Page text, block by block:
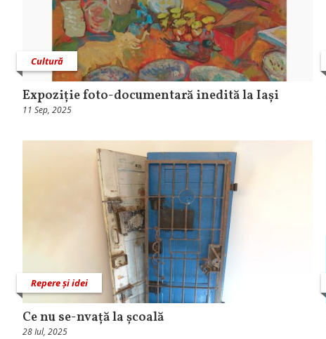
Cultură
Expoziție foto-documentară inedită la Iași
11 Sep, 2025
Repere și idei
Ce nu se-nvață la școală
28 Iul, 2025